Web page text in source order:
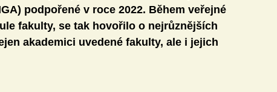
podpořené v roce 2022. Během veřejné
fakulty, se tak hovořilo o nejrůznějších
akademici uvedené fakulty, ale i jejich